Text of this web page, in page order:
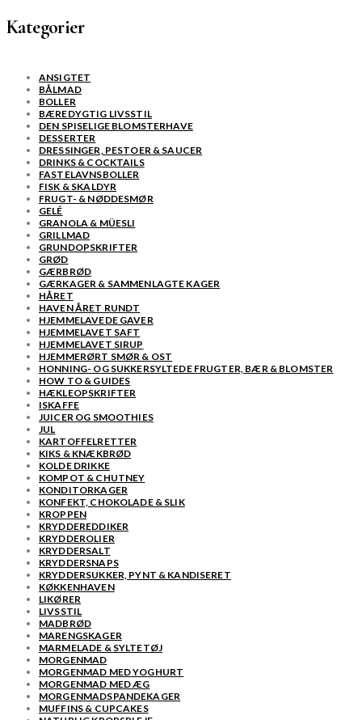
Kategorier
ANSIGTET
BÅLMAD
BOLLER
BÆREDYGTIG LIVSSTIL
DEN SPISELIGE BLOMSTERHAVE
DESSERTER
DRESSINGER, PESTOER & SAUCER
DRINKS & COCKTAILS
FASTELAVNSBOLLER
FISK & SKALDYR
FRUGT- & NØDDESMØR
GELÉ
GRANOLA & MÜESLI
GRILLMAD
GRUNDOPSKRIFTER
GRØD
GÆRBRØD
GÆRKAGER & SAMMENLAGTE KAGER
HÅRET
HAVEN ÅRET RUNDT
HJEMMELAVEDE GAVER
HJEMMELAVET SAFT
HJEMMELAVET SIRUP
HJEMMERØRT SMØR & OST
HONNING- OG SUKKERSYLTEDE FRUGTER, BÆR & BLOMSTER
HOW TO & GUIDES
HÆKLEOPSKRIFTER
ISKAFFE
JUICER OG SMOOTHIES
JUL
KARTOFFELRETTER
KIKS & KNÆKBRØD
KOLDE DRIKKE
KOMPOT & CHUTNEY
KONDITORKAGER
KONFEKT, CHOKOLADE & SLIK
KROPPEN
KRYDDEREDDIKER
KRYDDEROLIER
KRYDDERSALT
KRYDDERSNAPS
KRYDDERSUKKER, PYNT & KANDISERET
KØKKENHAVEN
LIKØRER
LIVSSTIL
MADBRØD
MARENGSKAGER
MARMELADE & SYLTETØJ
MORGENMAD
MORGENMAD MED YOGHURT
MORGENMAD MED ÆG
MORGENMADSPANDEKAGER
MUFFINS & CUPCAKES